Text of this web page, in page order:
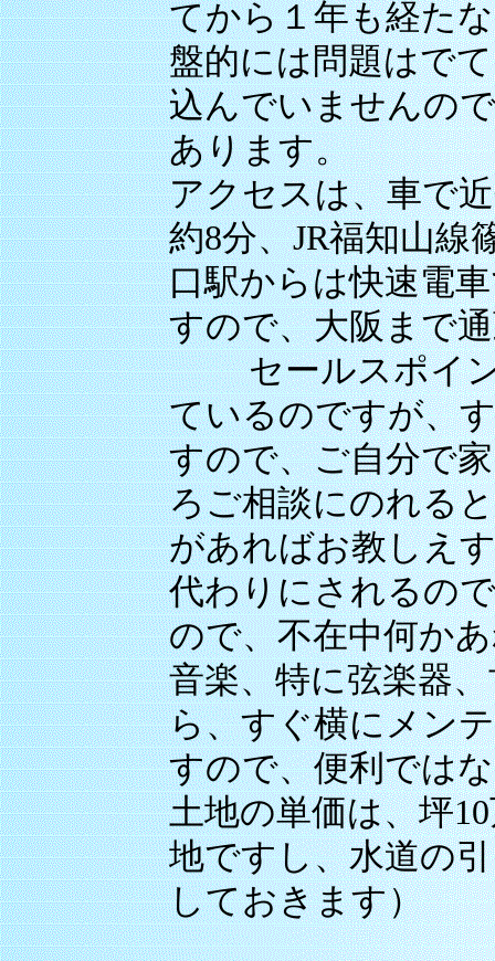
てから１年も経た
盤的には問題はで
込んでいませんの
あります。
アクセスは、車で
約8分、JR福知山線
口駅からは快速電
すので、大阪まで
セールスポイン
ているのですが、
すので、ご自分で
ろご相談にのれる
があればお教しえ
代わりにされるの
ので、不在中何か
音楽、特に弦楽器
ら、すぐ横にメン
すので、便利では
土地の単価は、坪
地ですし、水道の
しておきます）